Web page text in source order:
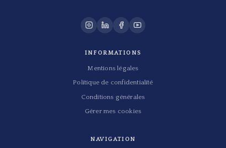
INFORMATIONS
Mentions légales
Politique de confidentialité
Conditions générales
Gérer mes cookies
NAVIGATION